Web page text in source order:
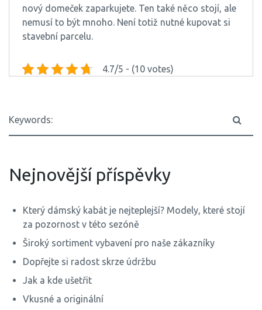
nový domeček zaparkujete. Ten také něco stojí, ale
nemusí to být mnoho. Není totiž nutné kupovat si
stavební parcelu.
4.7/5 - (10 votes)
Nejnovější příspěvky
Který dámský kabát je nejteplejší? Modely, které stojí
za pozornost v této sezóně
Široký sortiment vybavení pro naše zákazníky
Dopřejte si radost skrze údržbu
Jak a kde ušetřit
Vkusné a originální